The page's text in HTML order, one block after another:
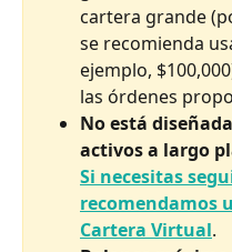
cartera grande
se recomienda
ejemplo,
las órdenes
No está
activos a largo
Si necesitas
recomendamos
Cartera Virtual.